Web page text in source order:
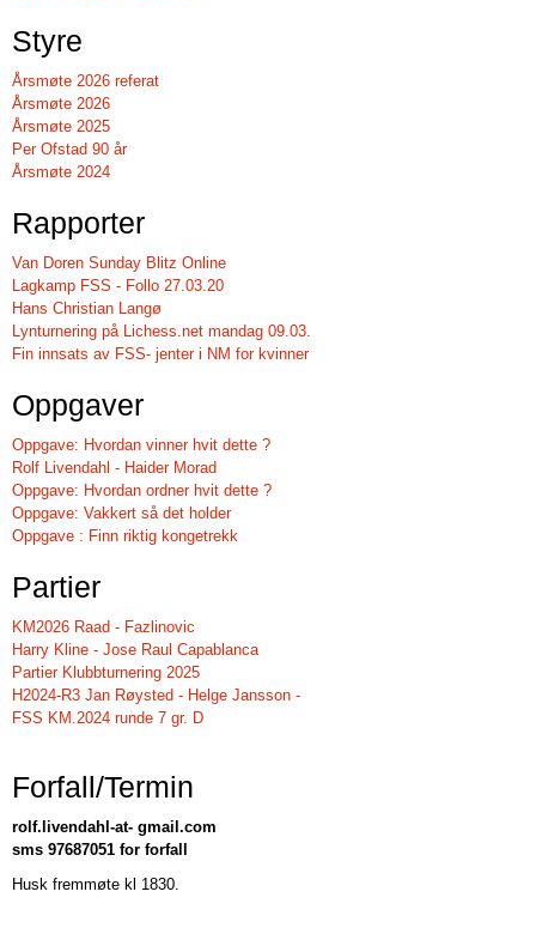
Styre
Årsmøte 2026 referat
Årsmøte 2026
Årsmøte 2025
Per Ofstad 90 år
Årsmøte 2024
Rapporter
Van Doren Sunday Blitz Online
Lagkamp FSS - Follo 27.03.20
Hans Christian Langø
Lynturnering på Lichess.net mandag 09.03.
Fin innsats av FSS- jenter i NM for kvinner
Oppgaver
Oppgave: Hvordan vinner hvit dette ?
Rolf Livendahl - Haider Morad
Oppgave: Hvordan ordner hvit dette ?
Oppgave: Vakkert så det holder
Oppgave : Finn riktig kongetrekk
Partier
KM2026 Raad - Fazlinovic
Harry Kline - Jose Raul Capablanca
Partier Klubbturnering 2025
H2024-R3 Jan Røysted - Helge Jansson -
FSS KM.2024 runde 7 gr. D
Forfall/Termin
rolf.livendahl-at- gmail.com
sms 97687051 for forfall
Husk fremmøte kl 1830.